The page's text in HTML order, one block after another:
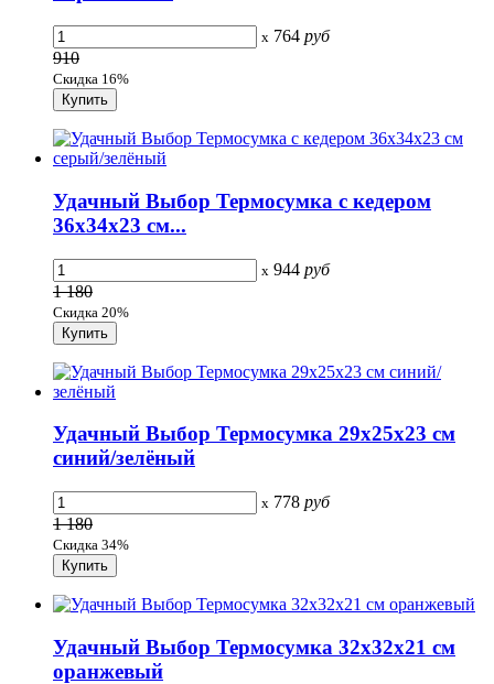
x 764 руб
910
Скидка 16%
Удачный Выбор Термосумка с кедером
36x34x23 см...
x 944 руб
1 180
Скидка 20%
Удачный Выбор Термосумка 29x25x23 см
синий/зелёный
x 778 руб
1 180
Скидка 34%
Удачный Выбор Термосумка 32x32x21 см
оранжевый